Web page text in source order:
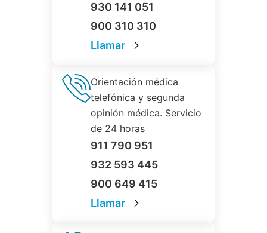
930 141 051
900 310 310
Llamar
Orientación médica
telefónica y segunda
opinión médica. Servicio
de 24 horas
911 790 951
932 593 445
900 649 415
Llamar